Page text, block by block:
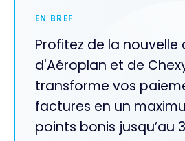
EN BREF
Profitez de la nouvelle
d'Aéroplan et de
transforme vos
factures en un
points bonis jusqu’au